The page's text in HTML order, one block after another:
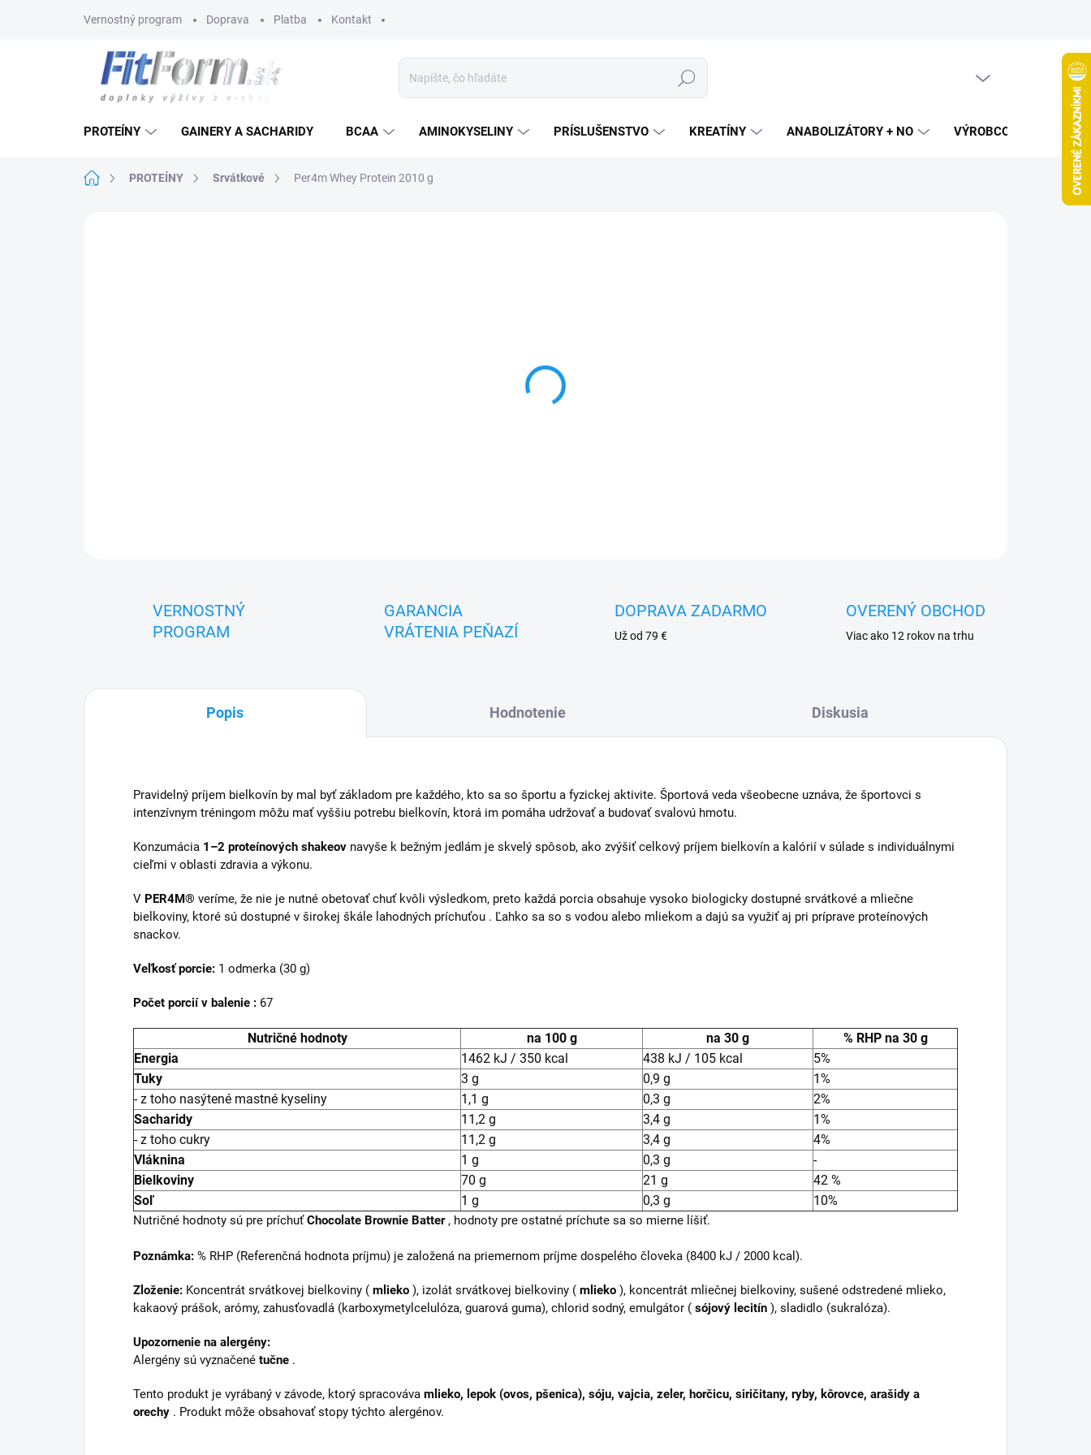
Vernostný program Doprava Platba Kontakt
Hľadať
PROTEÍNY GAINERY A SACHARIDY BCAA AMINOKYSELINY PRÍSLUŠENSTVO KREATÍNY ANABOLIZÁTORY + NO VÝROBCOVIA
DomovPROTEÍNY Srvátkové Per4m Whey Protein 2010 g
VERNOSTNÝ
PROGRAM
GARANCIA
VRÁTENIA PEŇAZÍ
DOPRAVA ZADARMO
Už od 79 €
OVERENÝ OBCHOD
Viac ako 12 rokov na trhu
Popis Hodnotenie Diskusia
Pravidelný príjem bielkovín by mal byť základom pre každého, kto sa so športu a fyzickej aktivite. Športová veda všeobecne uznáva, že športovci s
intenzívnym tréningom môžu mať vyššiu potrebu bielkovín, ktorá im pomáha udržovať a budovať svalovú hmotu.
Konzumácia 1–2 proteínových shakeov navyše k bežným jedlám je skvelý spôsob, ako zvýšiť celkový príjem bielkovín a kalórií v súlade s individuálnymi
cieľmi v oblasti zdravia a výkonu.
V PER4M® veríme, že nie je nutné obetovať chuť kvôli výsledkom, preto každá porcia obsahuje vysoko biologicky dostupné srvátkové a mliečne
bielkoviny, ktoré sú dostupné v širokej škále lahodných príchuťou . Ľahko sa so s vodou alebo mliekom a dajú sa využiť aj pri príprave proteínových
snackov.
Veľkosť porcie: 1 odmerka (30 g)
Počet porcií v balenie : 67
Nutričné hodnoty na 100 g na 30 g
% RHP na 30 g
Energia
1462 kJ / 350 kcal 438 kJ / 105 kcal
5%
Tuky
3 g 0,9 g
1%
- z toho nasýtené mastné kyseliny
1,1 g 0,3 g
2%
Sacharidy
11,2 g 3,4 g
1%
- z toho cukry
11,2 g 3,4 g
4%
Vláknina
1 g 0,3 g
-
Bielkoviny
70 g 21 g
42 %
Soľ
1 g 0,3 g 10%
Nutričné hodnoty sú pre príchuťChocolate Brownie Batter, hodnoty pre ostatné príchute sa so mierne líšiť.
Poznámka: % RHP (Referenčná hodnota príjmu) je založená na priemernom príjme dospelého človeka (8400 kJ / 2000 kcal).
Zloženie: Koncentrát srvátkovej bielkoviny ( mlieko ), izolát srvátkovej bielkoviny ( mlieko ), koncentrát mliečnej bielkoviny, sušené odstredené mlieko,
kakaový prášok, arómy, zahusťovadlá (karboxymetylcelulóza, guarová guma), chlorid sodný, emulgátor ( sójový lecitín ), sladidlo (sukralóza).
Upozornenie na alergény:
Alergény sú vyznačené tučne .
Tento produkt je vyrábaný v závode, ktorý spracováva mlieko, lepok (ovos, pšenica), sóju, vajcia, zeler, horčicu, siričitany, ryby, kôrovce, arašidy a
orechy . Produkt môže obsahovať stopy týchto alergénov.